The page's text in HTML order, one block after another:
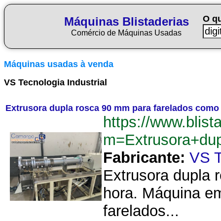
Máquinas Blistaderias
Comércio de Máquinas Usadas
O
Máquinas usadas à venda
VS Tecnologia Industrial
Extrusora dupla rosca 90 mm para farelados
https://
Fabricante: VS
Extrusora dupla
hora. Máquina
farelados...